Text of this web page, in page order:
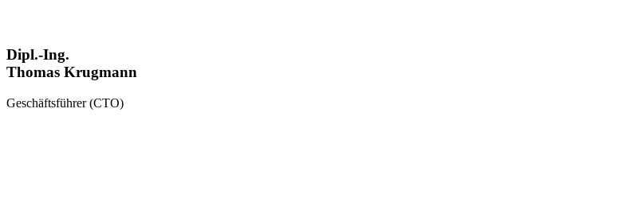
Dipl.-Ing.
Thomas Krugmann
Geschäftsführer (CTO)